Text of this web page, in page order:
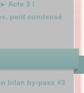
Acte 3 !
petit condensé
bilan by-pass #3